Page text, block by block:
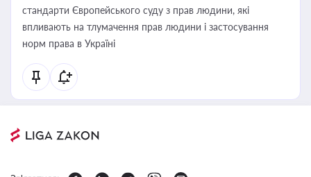
стандарти Європейського суду з прав людини, які
впливають на тлумачення прав людини і застосування
норм права в Україні